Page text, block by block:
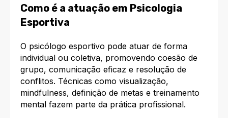
Como é a atuação em Psicologia
Esportiva
O psicólogo esportivo pode atuar de forma
individual ou coletiva, promovendo coesão de
grupo, comunicação eficaz e resolução de
conflitos. Técnicas como visualização,
mindfulness, definição de metas e treinamento
mental fazem parte da prática profissional.​